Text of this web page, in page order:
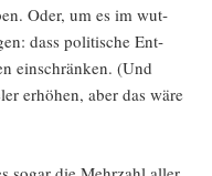
Oder, um es im wut­
dass poli­ti­sche Ent­
ein­schrän­ken. (Und
erhö­hen, aber das wäre